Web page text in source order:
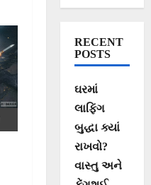
RECENT
POSTS
ઘરમાં
લાફિંગ
બુદ્ધા ક્યાં
રાખવો?
વાસ્તુ અને